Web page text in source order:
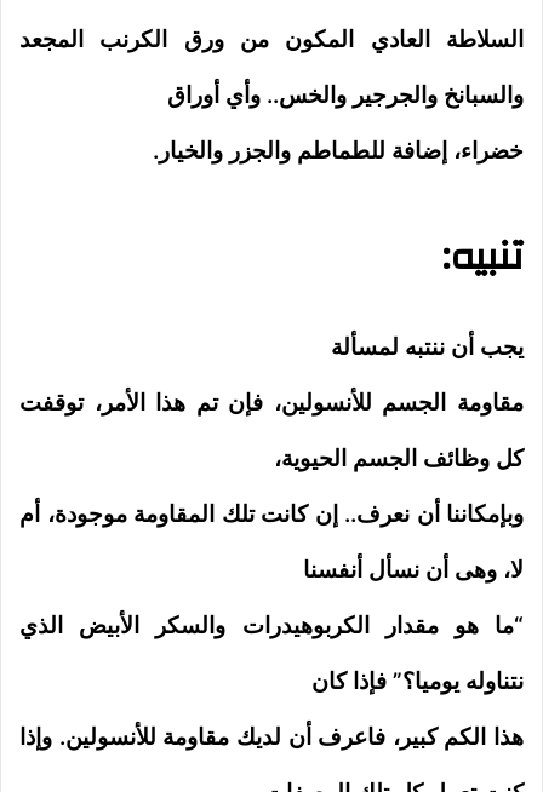
السلاطة العادي المكون من ورق الكرنب المجعد
والسبانخ والجرجير والخس.. وأي أوراق
خضراء، إضافة للطماطم والجزر والخيار.
تنبيه:
يجب أن ننتبه لمسألة
مقاومة الجسم للأنسولين، فإن تم هذا الأمر، توقفت
كل وظائف الجسم الحيوية،
وبإمكاننا أن نعرف.. إن كانت تلك المقاومة موجودة، أم
لا، وهى أن نسأل أنفسنا
“ما هو مقدار الكربوهيدرات والسكر الأبيض الذي
نتناوله يوميا؟” فإذا كان
هذا الكم كبير، فاعرف أن لديك مقاومة للأنسولين. وإذا